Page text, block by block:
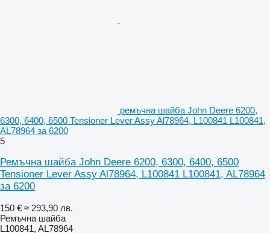
ремъчна шайба John Deere 6200,
6300, 6400, 6500 Tensioner Lever Assy Al78964, L100841 L100841,
AL78964 за 6200
5
Ремъчна шайба John Deere 6200, 6300, 6400, 6500
Tensioner Lever Assy Al78964, L100841 L100841, AL78964
за 6200
150 € ≈ 293,90 лв.
Ремъчна шайба
L100841, AL78964